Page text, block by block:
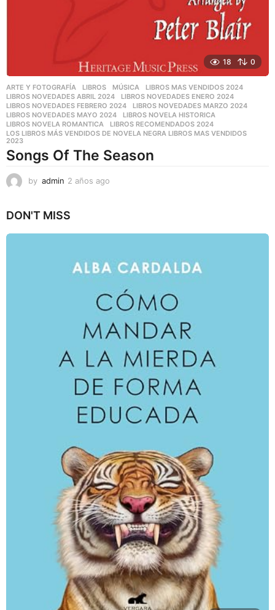
18 0
ARTE Y FOTOGRAFÍA ,LIBROS ,MÚSICA LIBROS MAS VENDIDOS 2024
LIBROS NOVEDADES ABRIL 2024
,LIBROS NOVEDADES ENERO 2024
LIBROS NOVEDADES FEBRERO 2024
,LIBROS NOVEDADES MARZO 2024
LIBROS NOVEDADES MAYO 2024
,LIBROS NOVELA HISTORICA
LIBROS NOVELA ROMANTICA
,LIBROS RECOMENDADOS 2024
LOS LIBROS MÁS VENDIDOS DE NOVELA NEGRA LIBROS MAS VENDIDOS
2023
Songs Of The Season
by admin 2 años ago
DON'T MISS